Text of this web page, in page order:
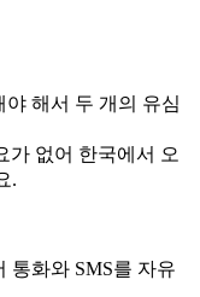
해서 두 개의 유심
가 없어 한국에서 오
.
통화와 SMS를 자유